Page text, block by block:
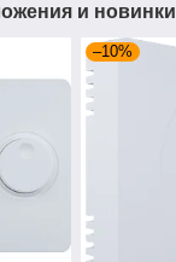
и новинки
–10%